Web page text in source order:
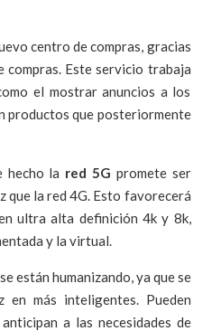
centro de compras, gracias
compras. Este servicio trabaja
el mostrar anuncios a los
productos que posteriormente
hecho la red 5G promete ser
que la red 4G. Esto favorecerá
ultra alta definición 4k y 8k,
y la virtual.
están humanizando, ya que se
en más inteligentes. Pueden
a las necesidades de